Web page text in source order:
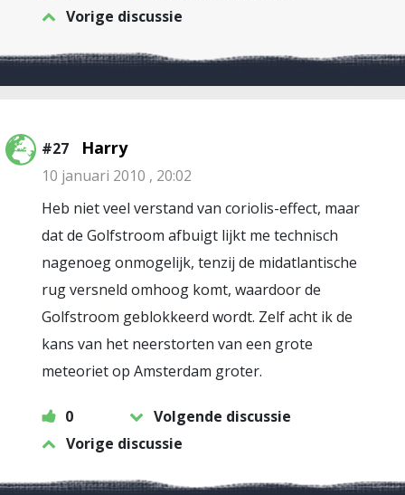
Vorige discussie
#27 Harry
10 januari 2010 , 20:02
Heb niet veel verstand van coriolis-effect, maar
dat de Golfstroom afbuigt lijkt me technisch
nagenoeg onmogelijk, tenzij de midatlantische
rug versneld omhoog komt, waardoor de
Golfstroom geblokkeerd wordt. Zelf acht ik de
kans van het neerstorten van een grote
meteoriet op Amsterdam groter.
0
Volgende discussie
Vorige discussie